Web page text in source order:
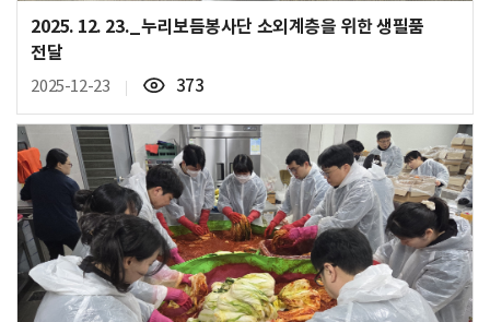
2025. 12. 23._누리보듬봉사단 소외계층을 위한 생필품
전달
2025-12-23
조
회
373